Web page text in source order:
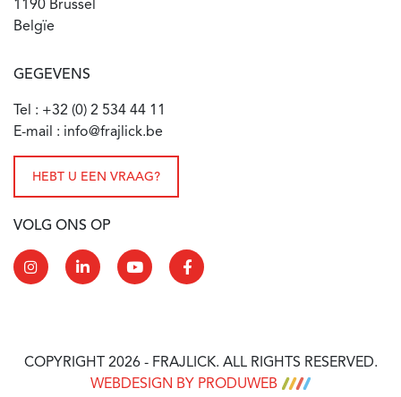
1190 Brussel
Belgïe
GEGEVENS
Tel : +32 (0) 2 534 44 11
E-mail : info@frajlick.be
HEBT U EEN VRAAG?
VOLG ONS OP
COPYRIGHT 2026 - FRAJLICK. ALL RIGHTS RESERVED.
WEBDESIGN BY PRODUWEB